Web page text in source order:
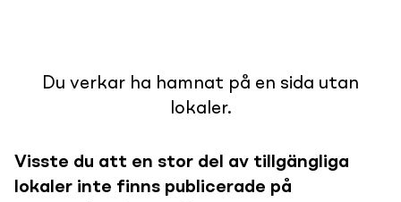
Du verkar ha hamnat på en sida utan
lokaler.
Visste du att en stor del av tillgängliga
lokaler inte finns publicerade på